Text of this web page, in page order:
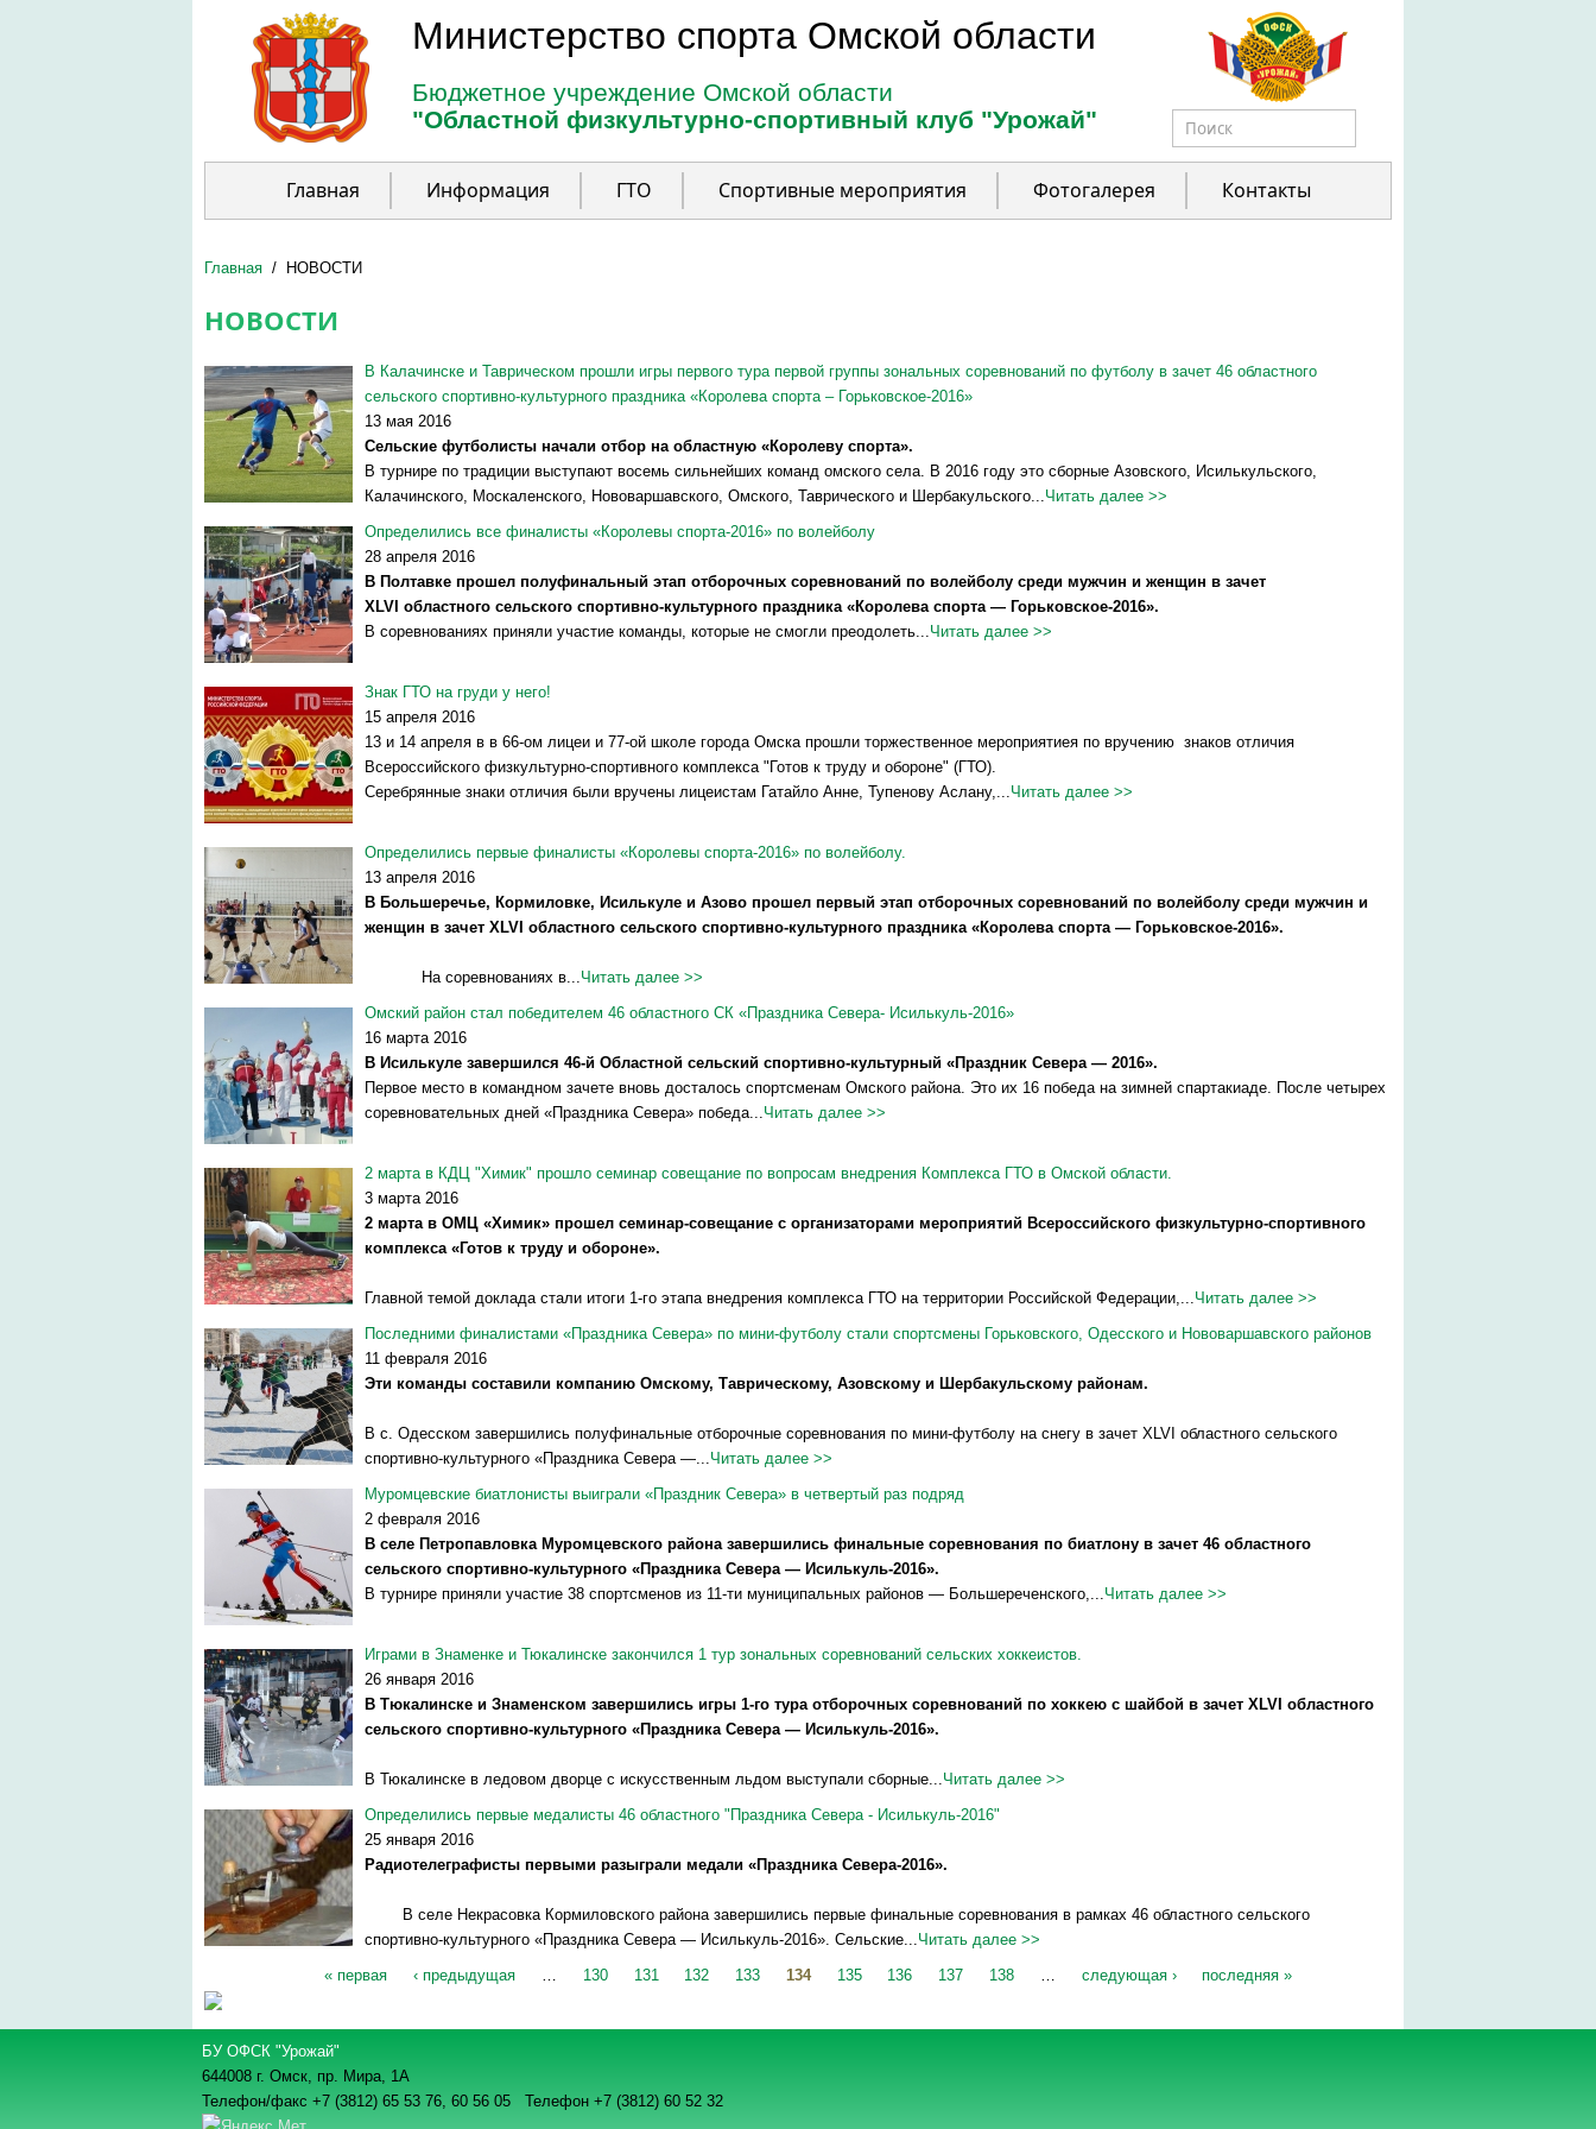
Министерство спорта Омской области
Бюджетное учреждение Омской области
"Областной физкультурно-спортивный клуб "Урожай"
Форма поиска
Главная
Информация ГТО Спортивные мероприятия Фотогалерея Контакты
Главная / НОВОСТИ
НОВОСТИ
В Калачинске и Таврическом прошли игры первого тура первой группы зональных соревнований по футболу в зачет 46 областного
сельского спортивно-культурного праздника «Королева спорта – Горьковское-2016»
13 мая 2016
Сельские футболисты начали отбор на областную «Королеву спорта».
В турнире по традиции выступают восемь сильнейших команд омского села. В 2016 году это сборные Азовского, Исилькульского,
Калачинского, Москаленского, Нововаршавского, Омского, Таврического и Шербакульского...Читать далее >>
Определились все финалисты «Королевы спорта-2016» по волейболу
28 апреля 2016
В Полтавке прошел полуфинальный этап отборочных соревнований по волейболу среди мужчин и женщин в зачет
XLVI областного сельского спортивно-культурного праздника «Королева спорта — Горьковское-2016».
В соревнованиях приняли участие команды, которые не смогли преодолеть...Читать далее >>
Знак ГТО на груди у него!
15 апреля 2016
13 и 14 апреля в в 66-ом лицеи и 77-ой школе города Омска прошли торжественное мероприятиея по вручению знаков отличия
Всероссийского физкультурно-спортивного комплекса "Готов к труду и обороне" (ГТО).
Серебрянные знаки отличия были вручены лицеистам Гатайло Анне, Тупенову Аслану,...Читать далее >>
Определились первые финалисты «Королевы спорта-2016» по волейболу.
13 апреля 2016
В Большеречье, Кормиловке, Исилькуле и Азово прошел первый этап отборочных соревнований по волейболу среди мужчин и
женщин в зачет XLVI областного сельского спортивно-культурного праздника «Королева спорта — Горьковское-2016».
На соревнованиях в...Читать далее >>
Омский район стал победителем 46 областного СК «Праздника Севера- Исилькуль-2016»
16 марта 2016
В Исилькуле завершился 46-й Областной сельский спортивно-культурный «Праздник Севера — 2016».
Первое место в командном зачете вновь досталось спортсменам Омского района. Это их 16 победа на зимней спартакиаде. После четырех
соревновательных дней «Праздника Севера» победа...Читать далее >>
2 марта в КДЦ "Химик" прошло семинар совещание по вопросам внедрения Комплекса ГТО в Омской области.
3 марта 2016
2 марта в ОМЦ «Химик» прошел семинар-совещание с организаторами мероприятий Всероссийского физкультурно-спортивного
комплекса «Готов к труду и обороне».
Главной темой доклада стали итоги 1-го этапа внедрения комплекса ГТО на территории Российской Федерации,...Читать далее >>
Последними финалистами «Праздника Севера» по мини-футболу стали спортсмены Горьковского, Одесского и Нововаршавского районов
11 февраля 2016
Эти команды составили компанию Омскому, Таврическому, Азовскому и Шербакульскому районам.
В с. Одесском завершились полуфинальные отборочные соревнования по мини-футболу на снегу в зачет XLVI областного сельского
спортивно-культурного «Праздника Севера —...Читать далее >>
Муромцевские биатлонисты выиграли «Праздник Севера» в четвертый раз подряд
2 февраля 2016
В селе Петропавловка Муромцевского района завершились финальные соревнования по биатлону в зачет 46 областного
сельского спортивно-культурного «Праздника Севера — Исилькуль-2016».
В турнире приняли участие 38 спортсменов из 11-ти муниципальных районов — Большереченского,...Читать далее >>
Играми в Знаменке и Тюкалинске закончился 1 тур зональных соревнований сельских хоккеистов.
26 января 2016
В Тюкалинске и Знаменском завершились игры 1-го тура отборочных соревнований по хоккею с шайбой в зачет XLVI областного
сельского спортивно-культурного «Праздника Севера — Исилькуль-2016».
В Тюкалинске в ледовом дворце с искусственным льдом выступали сборные...Читать далее >>
Определились первые медалисты 46 областного "Праздника Севера - Исилькуль-2016"
25 января 2016
Радиотелеграфисты первыми разыграли медали «Праздника Севера-2016».
В селе Некрасовка Кормиловского района завершились первые финальные соревнования в рамках 46 областного сельского
спортивно-культурного «Праздника Севера — Исилькуль-2016». Сельские...Читать далее >>
Страницы
« первая ‹ предыдущая … 130 131 132 133 134 135 136 137 138 … следующая › последняя »
БУ ОФСК "Урожай"
644008 г. Омск, пр. Мира, 1А
Телефон/факс +7 (3812) 65 53 76, 60 56 05 Телефон +7 (3812) 60 52 32